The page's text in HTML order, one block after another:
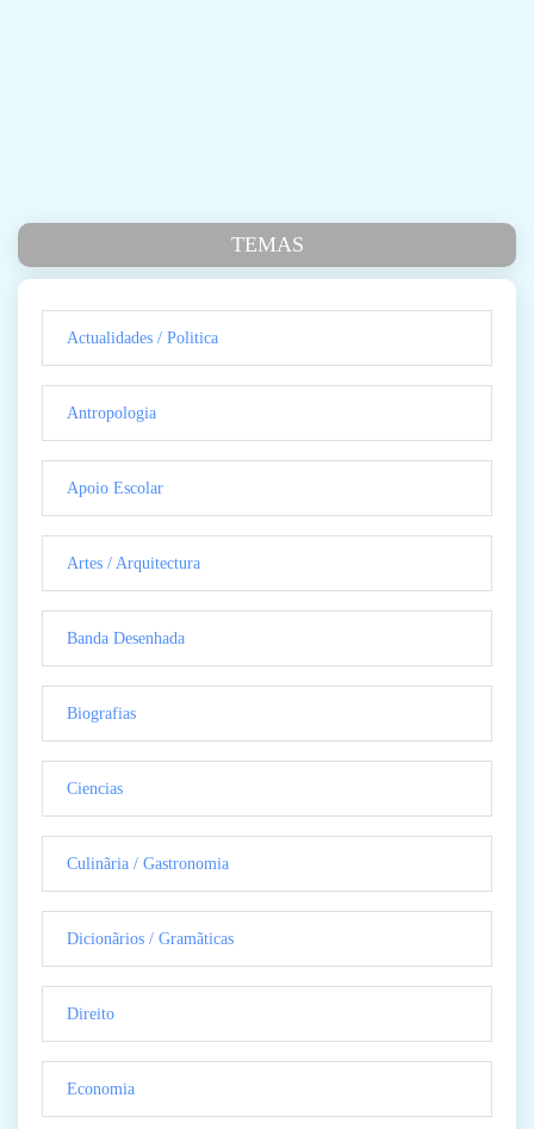
TEMAS
Actualidades / Politica
Antropologia
Apoio Escolar
Artes / Arquitectura
Banda Desenhada
Biografias
Ciencias
Culinãria / Gastronomia
Dicionãrios / Gramãticas
Direito
Economia